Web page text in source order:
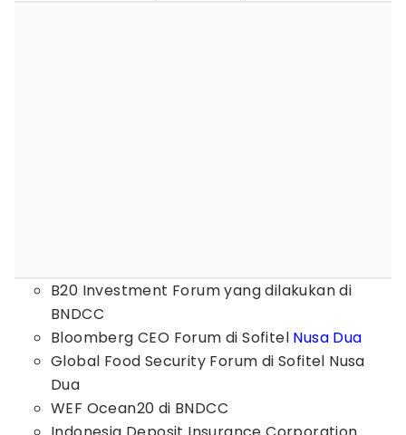
B20 Investment Forum yang dilakukan di
BNDCC
Bloomberg CEO Forum di Sofitel Nusa Dua
Global Food Security Forum di Sofitel Nusa
Dua
WEF Ocean20 di BNDCC